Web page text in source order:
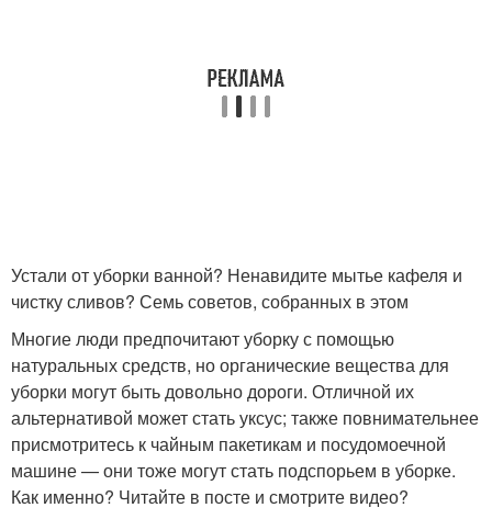
Устали от уборки ванной? Ненавидите мытье кафеля и
чистку сливов? Семь советов, собранных в этом
Многие люди предпочитают уборку с помощью
натуральных средств, но органические вещества для
уборки могут быть довольно дороги. Отличной их
альтернативой может стать уксус; также повнимательнее
присмотритесь к чайным пакетикам и посудомоечной
машине — они тоже могут стать подспорьем в уборке.
Как именно? Читайте в посте и смотрите видео?